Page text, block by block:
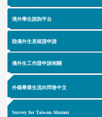
境外學生諮詢平台
陸僑外生居留證申請
僑外生工作證申請相關
外籍畢業生流向問卷中文
Survey for Taiwan Alumni